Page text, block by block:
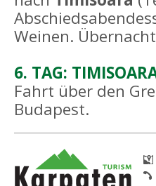
Weinen.
6. TAG:
Fahrt über den
Budapest.